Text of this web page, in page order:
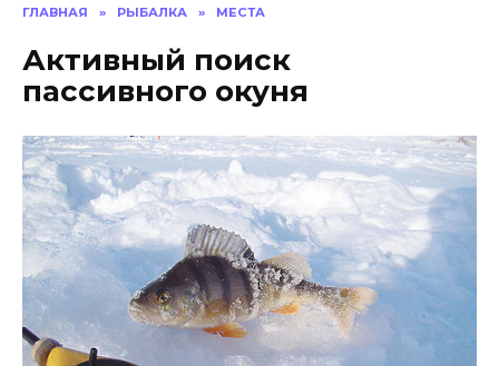
ГЛАВНАЯ » РЫБАЛКА » МЕСТА
Активный поиск
пассивного окуня